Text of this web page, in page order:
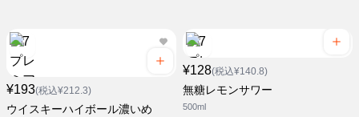
¥193(税込¥212.3)
ウイスキーハイボール濃いめ
¥128(税込¥140.8)
無糖レモンサワー
500ml